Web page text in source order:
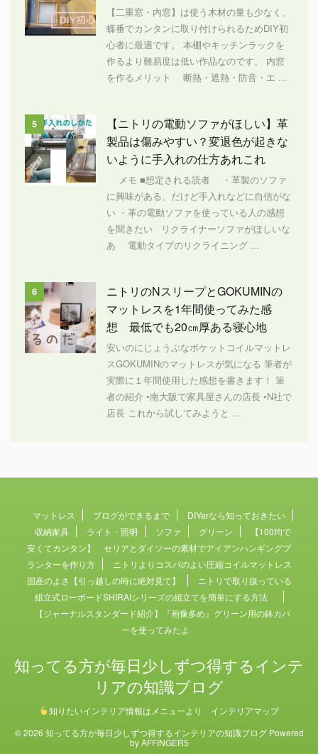
【二重窓・内窓】は使う木材の量も少なく、
蝶番でカンタンに取り付けられるためDIY初
心者に最適です。 本棚やキッチンラックを
作るより難易度は低い作品なのです。 内窓
を作るメリット 断熱・遮熱・防音・エ ...
5
【ニトリの電動ソファがほしい】革
製品は傷みやすい？変退色が起きな
いように手入れの仕方あれこれ
メモ ■想定される読者 ・革製のソファ
に興味がある、だけど手入れなどに自信がな
い ・革の電動ソファを使っている人の感想
を聞きたい リクライナーソファがほしいな
あ 電動タイプのリクライニング ...
6
ニトリのNスリープとGOKUMINの
マットレスを1年間使ってみた感
想 最低でも20㎝厚ある寝心地
安いのにじょうぶなポケットコイルマットレ
スGOKUMINのマットレスが気になる 筆者が
実際に１年間使用した感想を書きます！ 筆
者の紹介 •南大阪で家具屋さんの店長 •N社で
店長 これから試してみようと ...
マットレス ブログができるまで
DIYerなら知っておきたい
収納家具
ライト・照明 ソファ グリーン
【100均で
安くてカンタン】 セリアとダイソーの素材でアイアンハンギングプ
ランターを作り方
ニトリよりコスパのよい圧縮コイルマットレス
国産のよさ【引っ越しの時に絶対見て】
ニトリで取り扱っている
組立式ローボードSHIRAIシリーズの組立てを簡単にする方法
【ジャーナルスタンダード紹介】『画像多め』グリーン用の鉢カバ
ーを使ってみたよ
知ってる方が毎日少しずつ得するインテ
リアの知識ブログ
知りたいインテリア情報はメニューより インテリアマップ
© 2026 知ってる方が毎日少しずつ得するインテリアの知識ブログ Powered
byAFFINGER5